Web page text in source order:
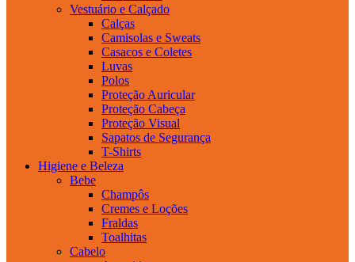
Vestuário e Calçado
Calças
Camisolas e Sweats
Casacos e Coletes
Luvas
Polos
Proteção Auricular
Proteção Cabeça
Proteção Visual
Sapatos de Segurança
T-Shirts
Higiene e Beleza
Bebe
Champôs
Cremes e Loções
Fraldas
Toalhitas
Cabelo